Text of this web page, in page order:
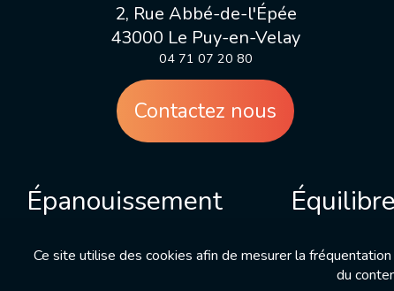
2, Rue Abbé-de-l'Épée
43000 Le Puy-en-Velay
04 71 07 20 80
Contactez nous
Épanouissement Équilibre
Ce site utilise des cookies afin de mesurer la
du